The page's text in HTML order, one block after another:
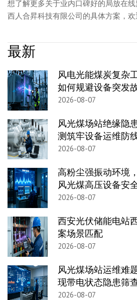
想了解更多关于业内口碑好的局放在
西人合昇科技有限公司的具体方案，欢
最新
风电光能煤炭复杂
如何规避设备突发
2026-08-07
风光煤场站绝缘隐
测筑牢设备运维防
2026-08-07
高粉尘强振动环境
风光煤高压设备安
2026-08-07
西安光伏储能电站
案场景匹配
2026-08-07
风光煤场站运维难
现带电状态隐患筛
2026-08-07